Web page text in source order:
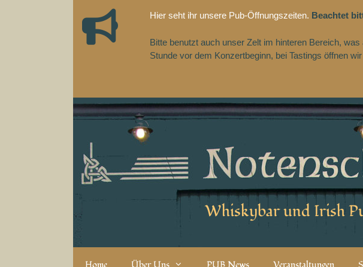
Hier seht ihr unsere Pub-Öffnungszeiten. Beachtet
Bitte benutzt auch unser Zelt im hinteren Bereich,
Stunde vor dem Konzertbeginn, bei Tastings öffnen
Whiskybar und Irish